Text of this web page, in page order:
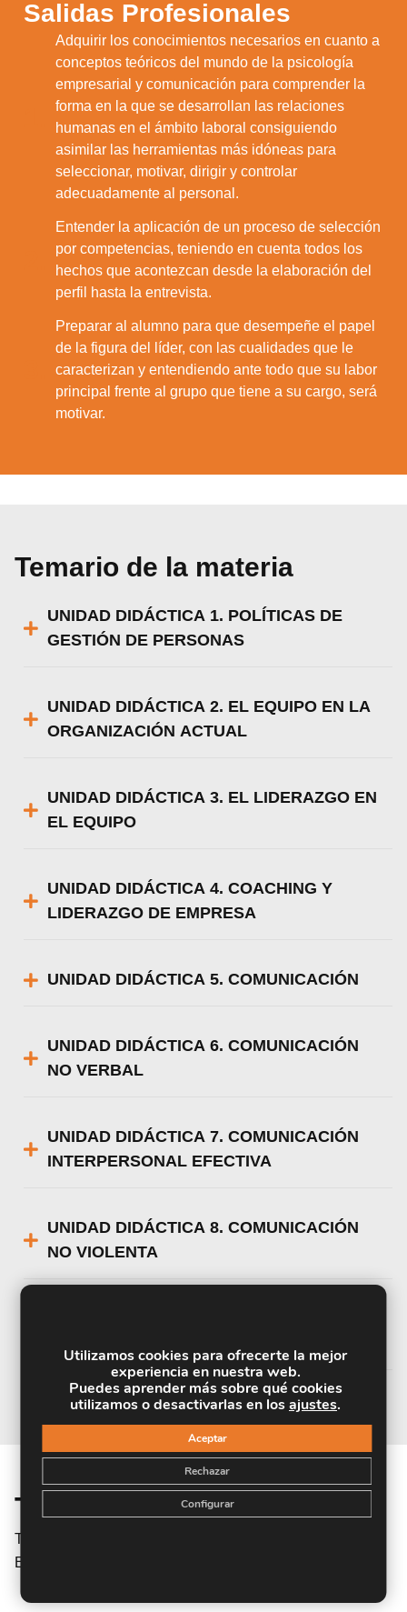
Salidas Profesionales
Adquirir los conocimientos necesarios en cuanto a
conceptos teóricos del mundo de la psicología
empresarial y comunicación para comprender la
forma en la que se desarrollan las relaciones
humanas en el ámbito laboral consiguiendo
asimilar las herramientas más idóneas para
seleccionar, motivar, dirigir y controlar
adecuadamente al personal.
Entender la aplicación de un proceso de selección
por competencias, teniendo en cuenta todos los
hechos que acontezcan desde la elaboración del
perfil hasta la entrevista.
Preparar al alumno para que desempeñe el papel
de la figura del líder, con las cualidades que le
caracterizan y entendiendo ante todo que su labor
principal frente al grupo que tiene a su cargo, será
motivar.
Temario de la materia
UNIDAD DIDÁCTICA 1. POLÍTICAS DE
GESTIÓN DE PERSONAS
UNIDAD DIDÁCTICA 2. EL EQUIPO EN LA
ORGANIZACIÓN ACTUAL
UNIDAD DIDÁCTICA 3. EL LIDERAZGO EN
EL EQUIPO
UNIDAD DIDÁCTICA 4. COACHING Y
LIDERAZGO DE EMPRESA
UNIDAD DIDÁCTICA 5. COMUNICACIÓN
UNIDAD DIDÁCTICA 6. COMUNICACIÓN
NO VERBAL
UNIDAD DIDÁCTICA 7. COMUNICACIÓN
INTERPERSONAL EFECTIVA
UNIDAD DIDÁCTICA 8. COMUNICACIÓN
NO VIOLENTA
Titulación
Titulación Expedida y Avalada por el Instituto Europeo de
Estudios Empresariales
Utilizamos cookies para ofrecerte la mejor
experiencia en nuestra web.
Puedes aprender más sobre qué cookies
utilizamos o desactivarlas en losajustes.
Aceptar
Rechazar
Configurar